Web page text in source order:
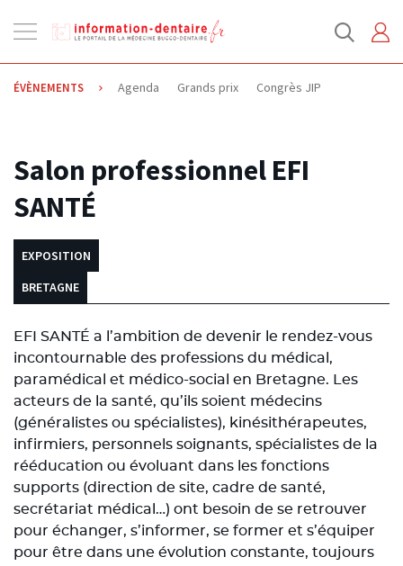
la
navigation
ÉVÈNEMENTS Agenda Grands prix Congrès JIP
22.06.2021
Salon professionnel EFI
SANTÉ
EXPOSITION
BRETAGNE
EFI SANTÉ a l’ambition de devenir le rendez-vous
incontournable des professions du médical,
paramédical et médico-social en Bretagne. Les
acteurs de la santé, qu’ils soient médecins
(généralistes ou spécialistes), kinésithérapeutes,
infirmiers, personnels soignants, spécialistes de la
rééducation ou évoluant dans les fonctions
supports (direction de site, cadre de santé,
secrétariat médical…) ont besoin de se retrouver
pour échanger, s’informer, se former et s’équiper
pour être dans une évolution constante, toujours